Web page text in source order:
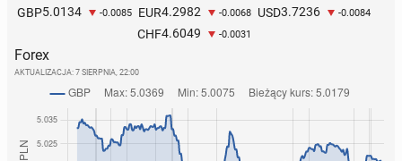
GBP5.0134 -0.0085 EUR4.2982 -0.0068 USD3.7236 -0.0084
CHF4.6049 -0.0031
Forex
AKTUALIZACJA: 7 SIERPNIA, 22:00